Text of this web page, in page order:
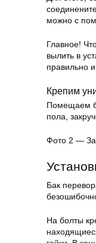
можно с
Главное!
вылить в
правильно
Крепим
Помещаем
пола,
Фото 2 —
Бак
На болты